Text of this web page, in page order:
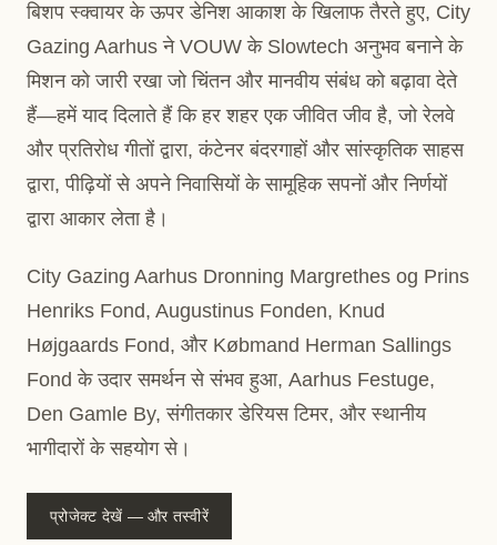
बिशप स्क्वायर के ऊपर डेनिश आकाश के खिलाफ तैरते हुए, City
Gazing Aarhus ने VOUW के Slowtech अनुभव बनाने के
मिशन को जारी रखा जो चिंतन और मानवीय संबंध को बढ़ावा देते
हैं—हमें याद दिलाते हैं कि हर शहर एक जीवित जीव है, जो रेलवे
और प्रतिरोध गीतों द्वारा, कंटेनर बंदरगाहों और सांस्कृतिक साहस
द्वारा, पीढ़ियों से अपने निवासियों के सामूहिक सपनों और निर्णयों
द्वारा आकार लेता है।
City Gazing Aarhus Dronning Margrethes og Prins
Henriks Fond, Augustinus Fonden, Knud
Højgaards Fond, और Købmand Herman Sallings
Fond के उदार समर्थन से संभव हुआ, Aarhus Festuge,
Den Gamle By, संगीतकार डेरियस टिमर, और स्थानीय
भागीदारों के सहयोग से।
प्रोजेक्ट देखें — और तस्वीरें